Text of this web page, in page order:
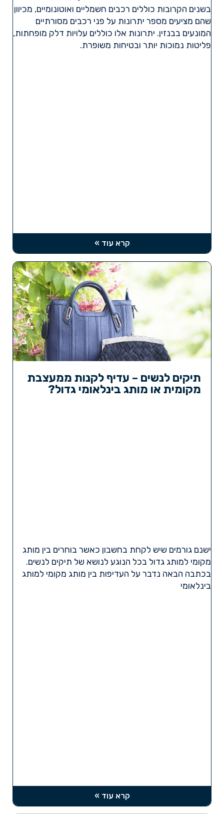
בשנים הקרובות כוללים רכבים חשמליים ואוטונומיים, מכיוון
שהם מציעים מספר יתרונות על פני רכבים מסורתיים
המונעים בבנזין. יתרונות אלו כוללים עלויות דלק מופחתות,
פליטות נמוכות יותר ובטיחות משופרת.
קרא עוד »
תיקים לנשים – עדיף לקנות ממעצבת
מקומית או מותג בינלאומי גדול?
ישנם גורמים שיש לקחת בחשבון כאשר בוחרים בין מותג
מקומי למותג גדול בכל הנוגע לנושא של תיקים לנשים.
בכתבה הבאה נדבר על העדיפות בין מותג מקומי למותג
בינלאומי
קרא עוד »